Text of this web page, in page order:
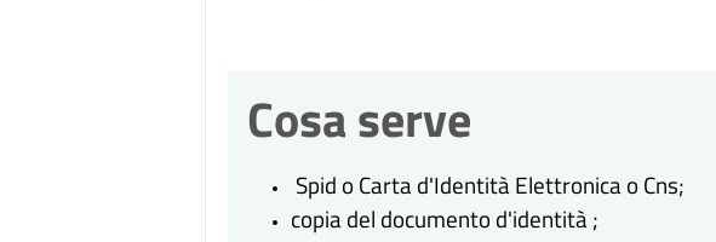
Cosa serve
Spid o Carta d'Identità Elettronica o Cns;
copia del documento d'identità ;